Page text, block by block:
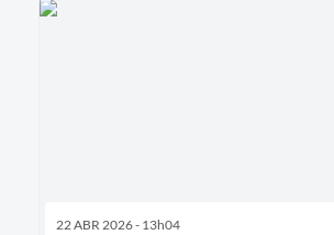
22 ABR 2026 - 13h04